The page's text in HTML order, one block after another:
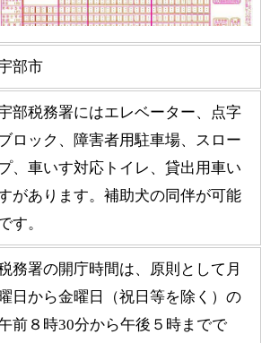
部市
部税務署にはエレベーター、点字
ロック、障害者用駐車場、スロー
、車いす対応トイレ、貸出用車い
があります。補助犬の同伴が可能
す。
務署の開庁時間は、原則として月
日から金曜日（祝日等を除く）の
前８時30分から午後５時までで